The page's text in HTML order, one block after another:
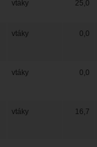
vtáky 25,0
vtáky 0,0
vtáky 0,0
vtáky 16,7